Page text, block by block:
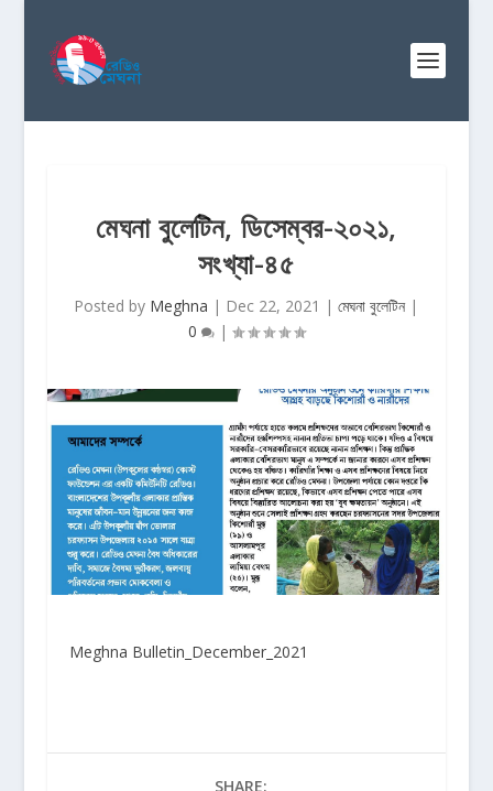
মেঘনা বুলেটিন, ডিসেম্বর-২০২১,
সংখ্যা-৪৫
Posted by Meghna | Dec 22, 2021 |মেঘনা বুলেটিন|
0
|
Meghna Bulletin_December_2021
SHARE: